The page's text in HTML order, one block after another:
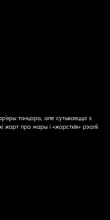
танцора, але сутыкаецца з
жарт пра мары i «жорсткія» рэаліі